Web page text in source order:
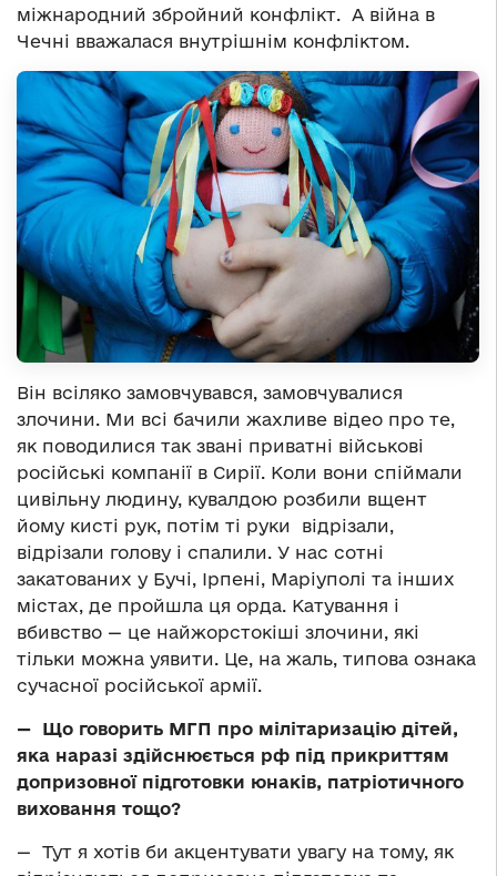
міжнародний збройний конфлікт. А війна в
Чечні вважалася внутрішнім конфліктом.
Він всіляко замовчувався, замовчувалися
злочини. Ми всі бачили жахливе відео про те,
як поводилися так звані приватні військові
російські компанії в Сирії. Коли вони спіймали
цивільну людину, кувалдою розбили вщент
йому кисті рук, потім ті руки відрізали,
відрізали голову і спалили. У нас сотні
закатованих у Бучі, Ірпені, Маріуполі та інших
містах, де пройшла ця орда. Катування і
вбивство — це найжорстокіші злочини, які
тільки можна уявити. Це, на жаль, типова ознака
сучасної російської армії.
— Що говорить МГП про мілітаризацію дітей,
яка наразі здійснюється рф під прикриттям
допризовної підготовки юнаків, патріотичного
виховання тощо?
— Тут я хотів би акцентувати увагу на тому, як